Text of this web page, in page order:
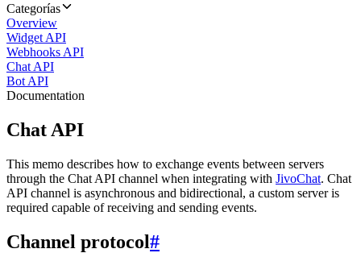
Categorías
Overview
Widget API
Webhooks API
Chat API
Bot API
Documentation
Chat API
This memo describes how to exchange events between servers
through the Chat API channel when integrating with JivoChat. Chat
API channel is asynchronous and bidirectional, a custom server is
required capable of receiving and sending events.
Channel protocol#